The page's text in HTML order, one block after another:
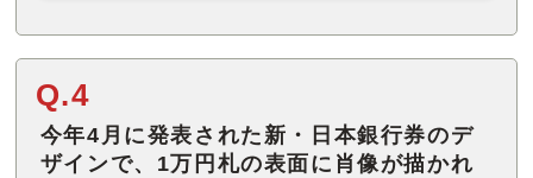
Q.4
今年4月に発表された新・日本銀行券のデ
ザインで、1万円札の表面に肖像が描かれ